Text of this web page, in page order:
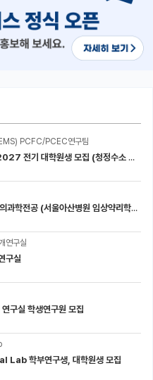
PCFC/PCEC연구팀
[KIST 수소에너지소재연구단 SSEMS] 2027 전기 대학원생 모집 (청정수소 생산/활용을 위한 프로톤 세라믹 전지)
2027학년도 전기 울산대학교 일반대학원 의과학전공 (서울아산병원 임상약리학과 약동약력학 연구실) 대학원생 모집공고
연구실
구실
구실 학생연구원 모집
학부연구생, 대학원생 모집